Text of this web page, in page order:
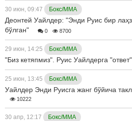
30 июн, 09:47 Бокс/ММА
Деонтей Уайлдер: "Энди Руис бир
бўлган"
0 8700
29 июн, 14:25 Бокс/ММА
"Биз кетяпмиз". Руис Уайлдерга
25 июн, 13:45 Бокс/ММА
Уайлдер Энди Руисга жанг бўйича
10222
30 апр, 12:17 Бокс/ММА